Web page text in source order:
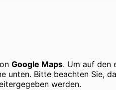
Google Maps. Um auf den
unten. Bitte beachten Sie,
werden.